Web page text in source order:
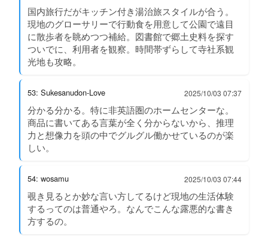
国内旅行だがキッチン付き湯治旅スタイルが合う。
現地のグローサリーで行動食を用意して公園で遠目
に散歩者を眺めつつ補給。図書館で郷土史料を探す
ついでに、利用者を観察。時間帯ずらして寺社系観
光地も攻略。
53: Sukesanudon-Love 2025/10/03 07:37
分かる分かる。特に非英語圏のホームセンターな。
商品に書いてある言葉が全く分からないから、推理
力と想像力を頭の中でグルグル働かせているのが楽
しい。
54: wosamu 2025/10/03 07:44
覗き見るとか妙な言い方してるけど現地の生活体験
するってのは普通やろ。なんでこんな露悪的な書き
方するの。